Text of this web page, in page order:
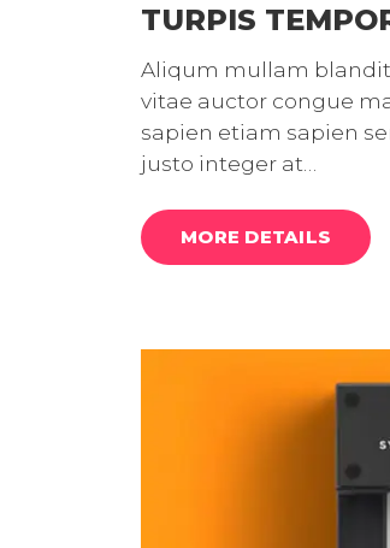
TURPIS
Aliqum mullam blandit
vitae auctor congue
sapien etiam sapien
justo integer at…
MORE DETAILS